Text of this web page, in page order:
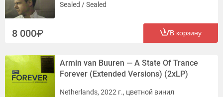
Sealed / Sealed
8 000 В корзину
Armin van Buuren — A State Of Trance
Forever (Extended Versions) (2xLP)
Netherlands, 2022 г., цветной винил